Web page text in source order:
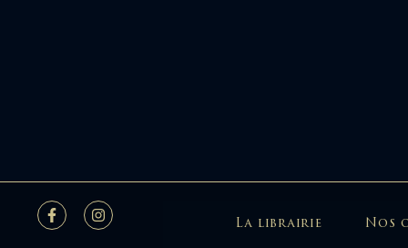
La librairie Nos